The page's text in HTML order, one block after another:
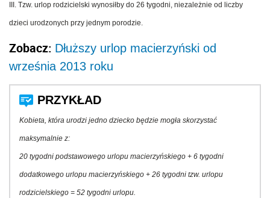
III. Tzw. urlop rodzicielski wynosiłby do 26 tygodni, niezależnie od liczby
dzieci urodzonych przy jednym porodzie.
Zobacz: Dłuższy urlop macierzyński od
września 2013 roku
Kobieta, która urodzi jedno dziecko będzie mogła skorzystać
maksymalnie z:
20 tygodni podstawowego urlopu macierzyńskiego + 6 tygodni
dodatkowego urlopu macierzyńskiego + 26 tygodni tzw. urlopu
rodzicielskiego = 52 tygodni urlopu.